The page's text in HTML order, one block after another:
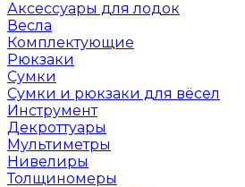
Аксессуары для лодок
Весла
Комплектующие
Рюкзаки
Сумки
Сумки и рюкзаки для вёсел
Инструмент
Декроттуары
Мультиметры
Нивелиры
Толщиномеры